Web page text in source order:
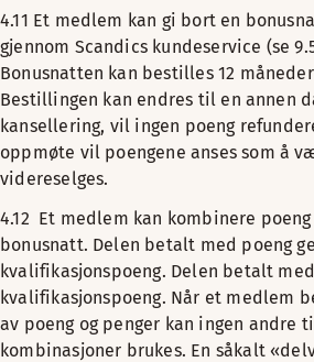
4.11 Et medlem kan gi bort en
gjennom Scandics kundeservice (se
Bonusnatten kan bestilles 12
Bestillingen kan endres til en annen
kansellering, vil ingen poeng
oppmøte vil poengene anses som å
videreselges.
4.12 Et medlem kan kombinere
bonusnatt. Delen betalt med poeng
kvalifikasjonspoeng. Delen betalt
kvalifikasjonspoeng. Når et medlem
av poeng og penger kan ingen andre
kombinasjoner brukes. En såkalt